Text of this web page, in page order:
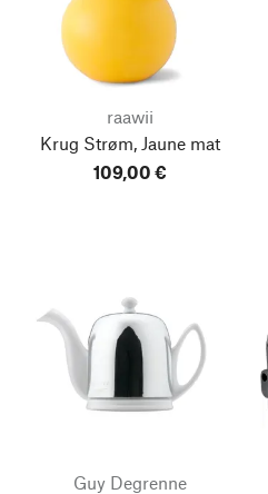
raawii
Krug Strøm, Jaune mat
109,00 €
Guy Degrenne